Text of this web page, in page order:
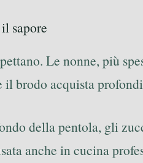
sapore
Le nonne, più
brodo acquista
della pentola, gli
anche in cucina